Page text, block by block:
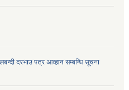
दरभाउ पत्र आव्हान सम्बन्धि सूचना